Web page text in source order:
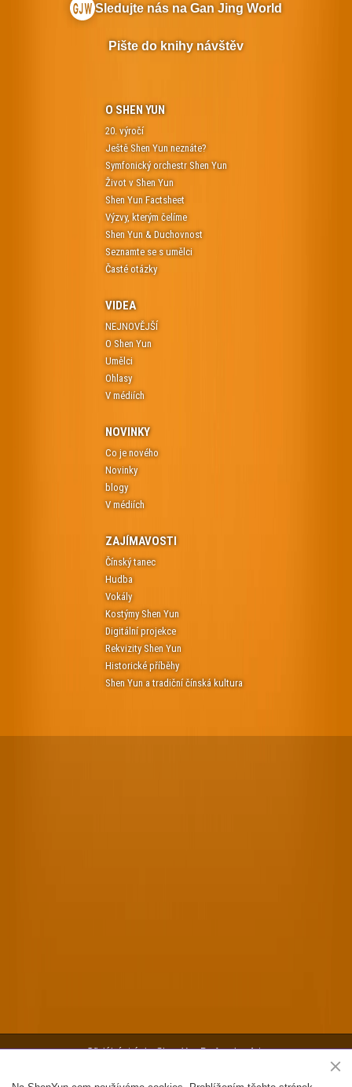
O SHEN YUN
20. výročí
Ještě Shen Yun neznáte?
Symfonický orchestr Shen Yun
Život v Shen Yun
Shen Yun Factsheet
Výzvy, kterým čelíme
Shen Yun & Duchovnost
Seznamte se s umělci
Časté otázky
VIDEA
NEJNOVĚJŠÍ
O Shen Yun
Umělci
Ohlasy
V médiích
NOVINKY
Co je nového
Novinky
blogy
V médiích
ZAJÍMAVOSTI
Čínský tanec
Hudba
Vokály
Kostýmy Shen Yun
Digitální projekce
Rekvizity Shen Yun
Historické příběhy
Shen Yun a tradiční čínská kultura
Sledujte nás na Gan Jing World
Pište do knihy návštěv
Oficiální stránky Shen Yun Performing Arts